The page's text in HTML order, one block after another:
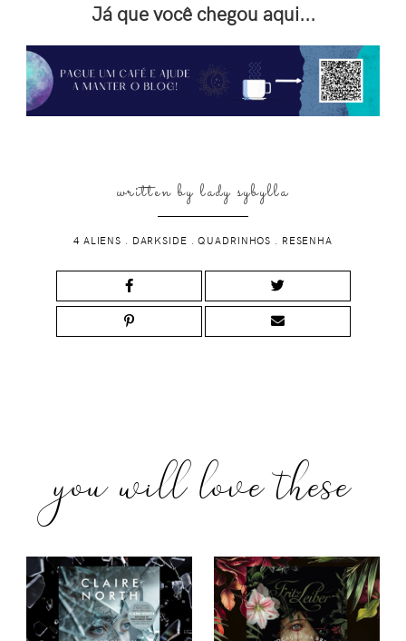
Já que você chegou aqui...
written bylady sybylla
4 ALIENS . DARKSIDE .QUADRINHOS . RESENHA
you will love these